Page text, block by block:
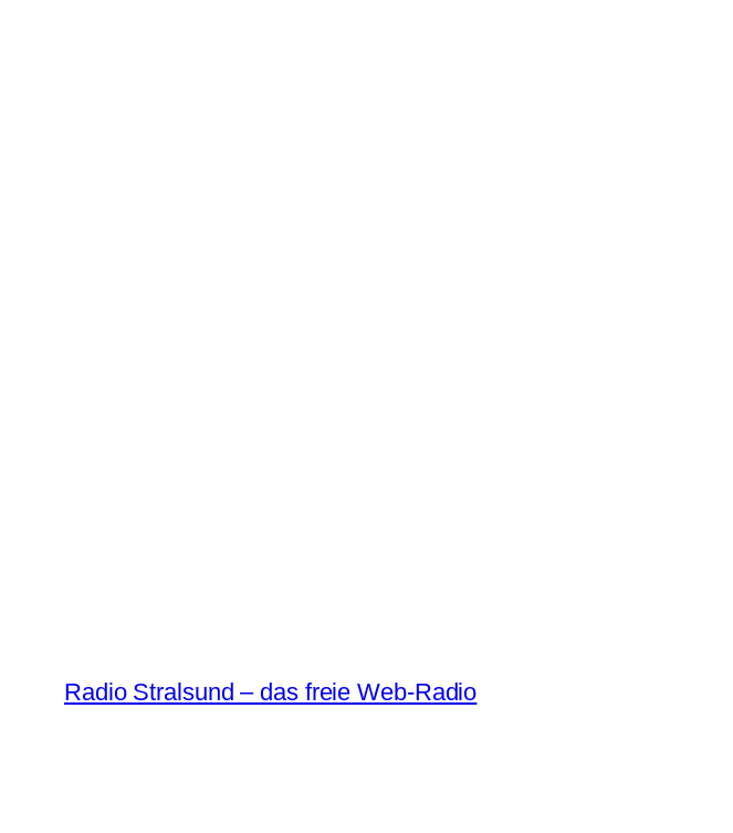
Radio Stralsund – das freie Web-Radio